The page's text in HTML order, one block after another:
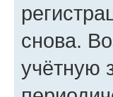
снова.
учётную